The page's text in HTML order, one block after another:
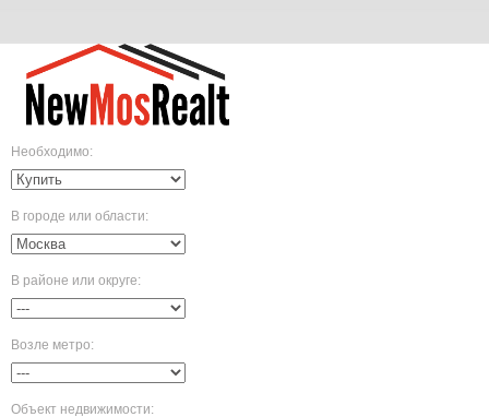
Необходимо:
В городе или области:
В районе или округе:
Возле метро:
Объект недвижимости: